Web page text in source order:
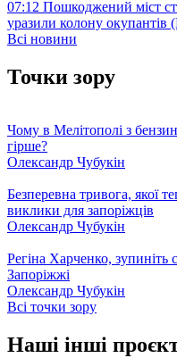
07:12 Пошкоджений міст
уразили колону
Всі новини
Точки зору
Чому в Мелітополі з
гірше?
Олександр Чубукін
Безперевна тривога, якої
виклики для запоріжців
Олександр Чубукін
Регіна Харченко,
Запоріжжі
Олександр Чубукін
Всі точки зору
Наші інші